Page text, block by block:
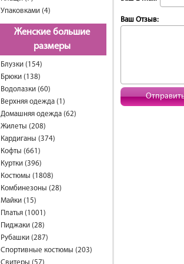
Упаковками (4)
Женские большие
размеры
Блузки (154)
Брюки (138)
Водолазки (60)
Верхняя одежда (1)
Домашняя одежда (62)
Жилеты (208)
Кардиганы (374)
Кофты (661)
Куртки (396)
Костюмы (1808)
Комбинезоны (28)
Майки (15)
Платья (1001)
Пиджаки (28)
Рубашки (287)
Спортивные костюмы (203)
Ваш Отзыв: